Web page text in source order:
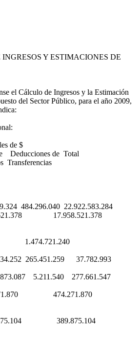
Y ESTIMACIONES DE
el Cálculo de Ingresos y la Estimación
del Sector Público, para el año 2009,
$
de Total
484.296.040 22.922.583.284
17.958.521.378
265.451.259 37.782.993
5.211.540 277.661.547
474.271.870
389.875.104